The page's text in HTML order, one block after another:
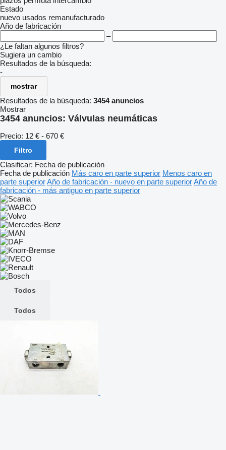
Estado
nuevo usados remanufacturado
Año de fabricación
–
¿Le faltan algunos filtros?
Sugiera un cambio
Resultados de la búsqueda:
-
mostrar
Resultados de la búsqueda: 3454 anuncios
Mostrar
3454 anuncios: Válvulas neumáticas
Precio: 12 € - 670 €
Filtro
Clasificar: Fecha de publicación
Fecha de publicación Más caro en parte superior Menos caro en
parte superiorAño de fabricación - nuevo en parte superiorAño de
fabricación - más antiguo en parte superior
Todos
Todos